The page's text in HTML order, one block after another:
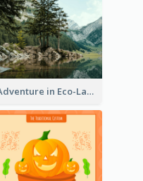
Adventure in Eco-Land